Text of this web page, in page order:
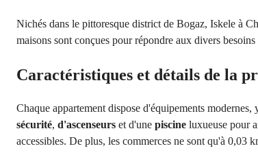
Nichés dans le pittoresque district de Bogaz, Iskele à
maisons sont conçues pour répondre aux divers
Caractéristiques et détails de la
Chaque appartement dispose d'équipements modernes,
sécurité, d'ascenseurs et d'une piscine luxueuse pour
accessibles. De plus, les commerces ne sont qu'à 0,03